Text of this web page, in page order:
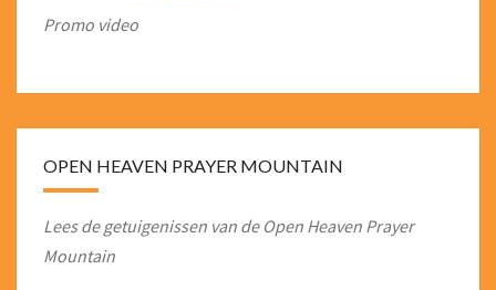
Promo video
OPEN HEAVEN PRAYER MOUNTAIN
Lees de getuigenissen van de Open Heaven Prayer
Mountain